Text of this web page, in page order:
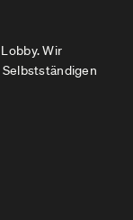
Wir